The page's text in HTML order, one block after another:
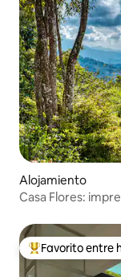
Alojamiento
Casa Flores:
Favorito entre
Favorito entre